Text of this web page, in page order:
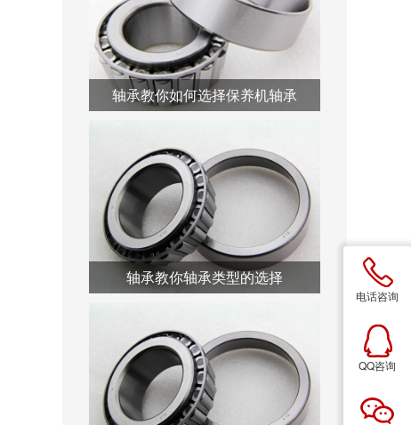
轴承教你如何选择保养机轴承
轴承教你轴承类型的选择
电话咨询
QQ咨询